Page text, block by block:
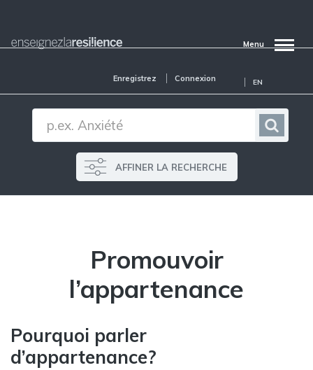
principal
Menu
Enregistrez Connexion EN
AFFINER LA RECHERCHE
Promouvoir
l’appartenance
Pourquoi parler
d’appartenance?